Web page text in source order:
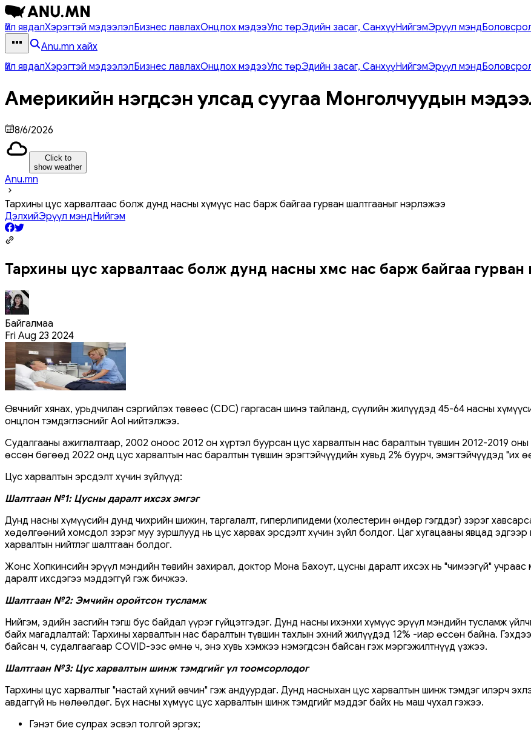
Үйл явдалХэрэгтэй мэдээлэлБизнес лавлахОнцлох мэдээУлс төрЭдийн засаг, СанхүүНийгэмЭрүүл мэнд
Anu.mn хайх
Үйл явдалХэрэгтэй мэдээлэлБизнес лавлахОнцлох мэдээУлс төрЭдийн засаг, СанхүүНийгэмЭрүүл мэнд
Америкийн нэгдсэн улсад суугаа Монголчуудын
8/6/2026
Click to
show weather
Anu.mn
Тархины цус харвалтаас болж дунд насны хүмүүс нас барж байгаа гурван шалтгааныг нэрлэжээ
ДэлхийЭрүүл мэндНийгэм
Тархины цус харвалтаас болж дунд насны хүмүүс нас барж байгаа
Байгалмаа
Fri Aug 23 2024
Өвчнийг хянах, урьдчилан сэргийлэх төвөөс (CDC) гаргасан шинэ тайланд, сүүлийн жилүүдэд 45-64 насны
онцлон тэмдэглэснийг Aol нийтэлжээ.
Судалгааны ажиглалтаар, 2002 оноос 2012 он хүртэл буурсан цус харвалтын нас баралтын түвшин 2012-2019
өссөн бөгөөд 2022 онд цус харвалтын нас баралтын түвшин эрэгтэйчүүдийн хувьд 2% буурч, эмэгтэйчүүдэд "их
Цус харвалтын эрсдэлт хүчин зүйлүүд:
Шалтгаан №1: Цусны даралт ихсэх эмгэг
Дунд насны хүмүүсийн дунд чихрийн шижин, таргалалт, гиперлипидеми (холестерин өндөр гэгддэг) зэрэг
хөдөлгөөний хомсдол зэрэг муу зуршлууд нь цус харвах эрсдэлт хүчин зүйл болдог. Цаг хугацааны явцад
харвалтын нийтлэг шалтгаан болдог.
Жонс Хопкинсийн эрүүл мэндийн төвийн захирал, доктор Мона Бахоут, цусны даралт ихсэх нь "чимээгүй"
даралт ихсдэгээ мэддэггүй гэж бичжээ.
Шалтгаан №2: Эмчийн оройтсон тусламж
Нийгэм, эдийн засгийн тэгш бус байдал үүрэг гүйцэтгэдэг. Дунд насны ихэнхи хүмүүс эрүүл мэндийн тусламж
байх магадлалтай: Тархины харвалтын нас баралтын түвшин тахлын эхний жилүүдэд 12% -иар өссөн байна.
байсан ч, судалгаагаар COVID-ээс өмнө ч, энэ хувь хэмжээ нэмэгдсэн байсан гэж мэргэжилтнүүд үзжээ.
Шалтгаан №3: Цус харвалтын шинж тэмдгийг үл тоомсорлодог
Тархины цус харвалтыг "настай хүний ​​өвчин" гэж андуурдаг. Дунд насныхан цус харвалтын шинж тэмдэг илэрч
авдаггүй нь нөлөөлдөг. Бүх насны хүмүүс цус харвалтын шинж тэмдгийг мэддэг байх нь маш чухал гэжээ.
Гэнэт бие сулрах эсвэл толгой эргэх;